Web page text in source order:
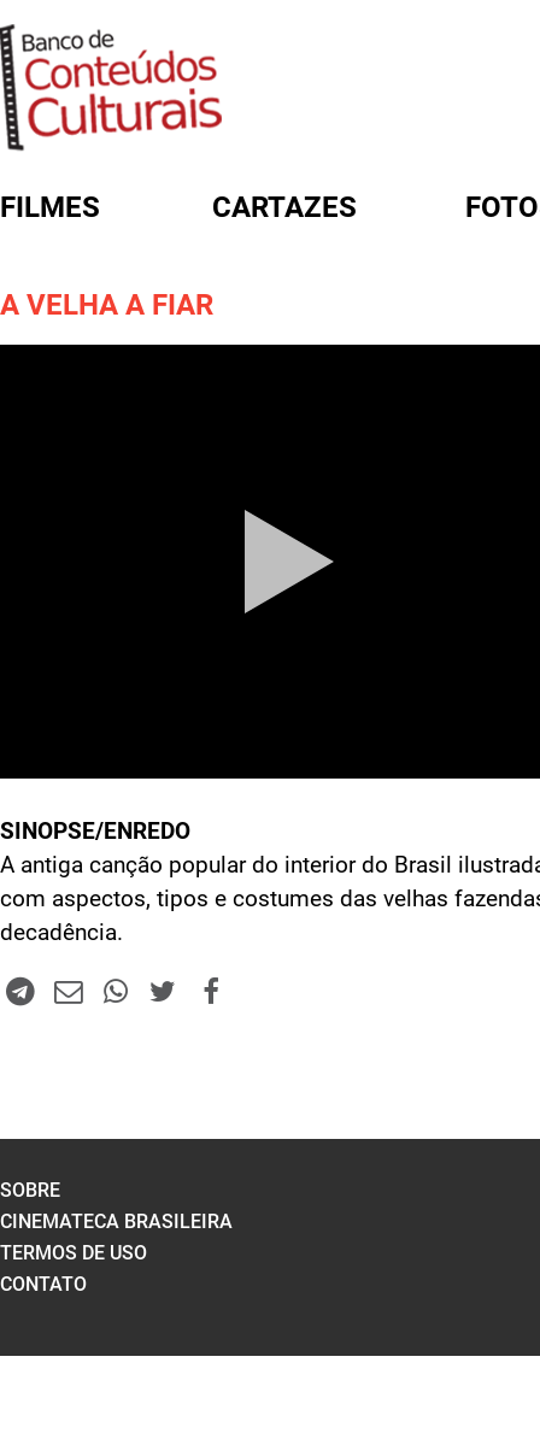
FILMES CARTAZES
A VELHA A FIAR
SINOPSE/ENREDO
A antiga canção popular do interior do Brasil
com aspectos, tipos e costumes das velhas
decadência.
SOBRE
CINEMATECA BRASILEIRA
TERMOS DE USO
CONTATO